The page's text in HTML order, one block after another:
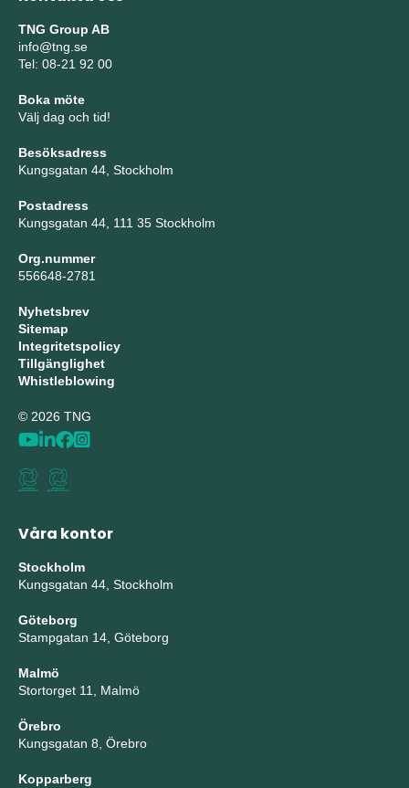
TNG Group AB
info@tng.se
Tel: 08-21 92 00
Boka möte
Välj dag och tid!
Besöksadress
Kungsgatan 44, Stockholm
Postadress
Kungsgatan 44, 111 35 Stockholm
Org.nummer
556648-2781
Nyhetsbrev
Sitemap
Integritetspolicy
Tillgänglighet
Whistleblowing
© 2026 TNG
Våra kontor
Stockholm
Kungsgatan 44, Stockholm
Göteborg
Stampgatan 14, Göteborg
Malmö
Stortorget 11, Malmö
Örebro
Kungsgatan 8, Örebro
Kopparberg